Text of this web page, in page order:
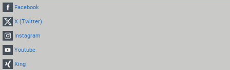
Facebook
X (Twitter)
Instagram
Youtube
Xing